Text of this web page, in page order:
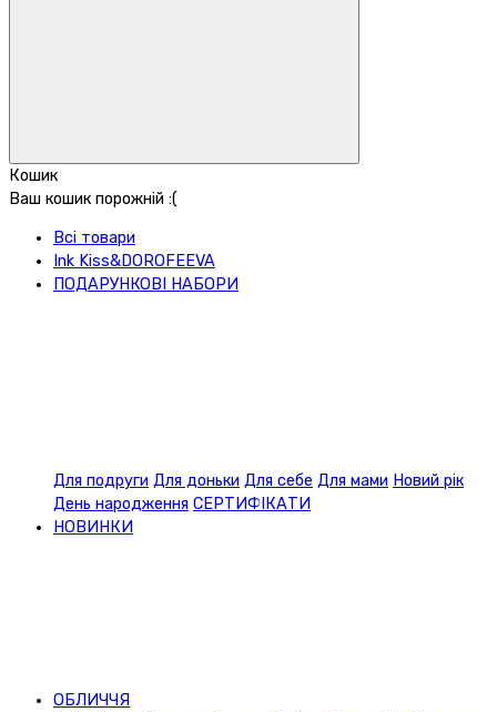
Кошик
Ваш кошик порожній :(
Всі товари
Ink Kiss&DOROFEEVA
ПОДАРУНКОВІ НАБОРИ
Для подруги Для доньки Для себе Для мами Новий рік
День народження СЕРТИФІКАТИ
НОВИНКИ
ОБЛИЧЧЯ